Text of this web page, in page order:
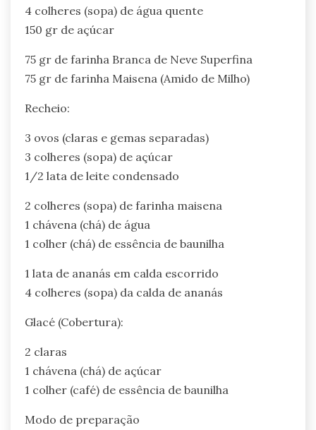
4 colheres (sopa) de água quente
150 gr de açúcar
75 gr de farinha Branca de Neve Superfina
75 gr de farinha Maisena (Amido de Milho)
Recheio:
3 ovos (claras e gemas separadas)
3 colheres (sopa) de açúcar
1/2 lata de leite condensado
2 colheres (sopa) de farinha maisena
1 chávena (chá) de água
1 colher (chá) de essência de baunilha
1 lata de ananás em calda escorrido
4 colheres (sopa) da calda de ananás
Glacé (Cobertura):
2 claras
1 chávena (chá) de açúcar
1 colher (café) de essência de baunilha
Modo de preparação